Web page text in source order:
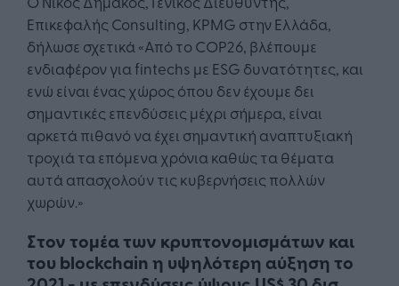
Επικεφαλής Consulting, KPMG στην Ελλάδα,
δήλωσε σχετικά «Από το COP26, βλέπουμε
ενδιαφέρον για fintechs με ESG δυνατότητες, και
ενώ είναι ένας χώρος όπου δεν έχουμε δει
σημαντικές επενδύσεις μέχρι σήμερα, είναι
αρκετά πιθανό να έχει σημαντική αναπτυξιακή
τροχιά τα επόμενα χρόνια καθώς τα θέματα
αυτά απασχολούν τις κυβερνήσεις πολλών
χωρών.»
Στον τομέα των κρυπτονομισμάτων και
του blockchain η υψηλότερη αύξηση το